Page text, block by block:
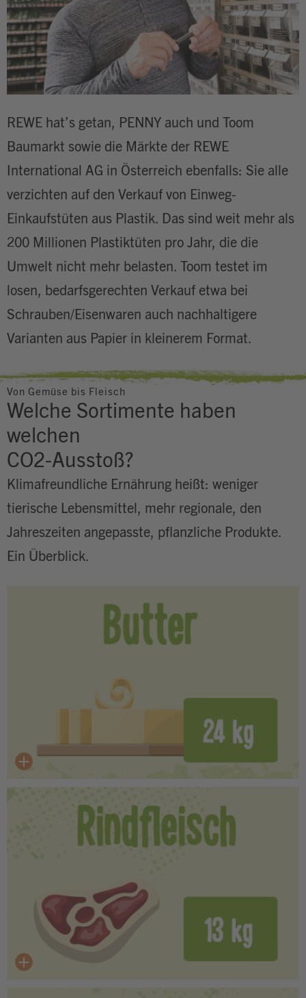
REWE hat’s getan, PENNY auch und Toom
Baumarkt sowie die Märkte der REWE
International AG in Österreich ebenfalls: Sie alle
verzichten auf den Verkauf von Einweg-
Einkaufstüten aus Plastik. Das sind weit mehr als
200 Millionen Plastiktüten pro Jahr, die die
Umwelt nicht mehr belasten. Toom testet im
losen, bedarfsgerechten Verkauf etwa bei
Schrauben/Eisenwaren auch nachhaltigere
Varianten aus Papier in kleinerem Format.
Von Gemüse bis Fleisch
Welche Sortimente haben
welchen
CO2-Ausstoß?
Klimafreundliche Ernährung heißt: weniger
tierische Lebensmittel, mehr regionale, den
Jahreszeiten angepasste, pflanzliche Produkte.
Ein Überblick.